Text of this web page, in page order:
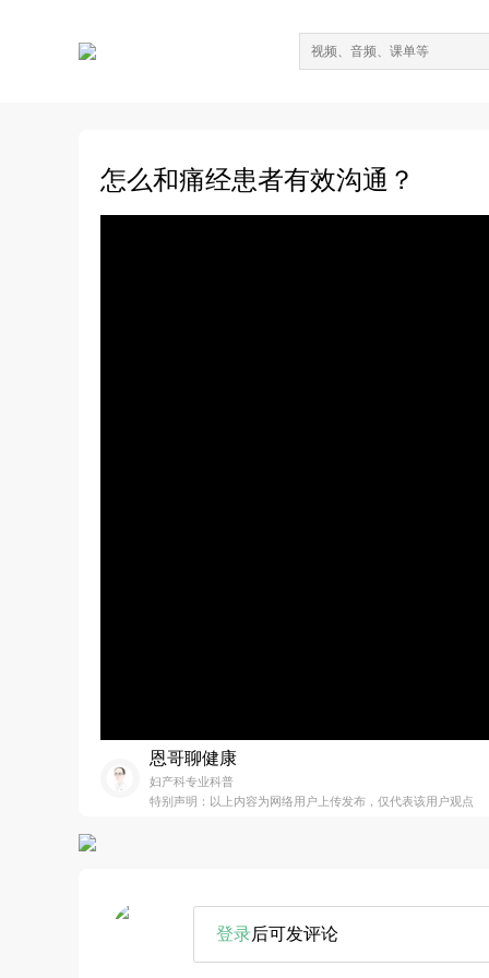
怎么和痛经患者有效沟通？
恩哥聊健康
妇产科专业科普
特别声明：以上内容为网络用户上传发布，仅代表该用户观点
登录后可发评论